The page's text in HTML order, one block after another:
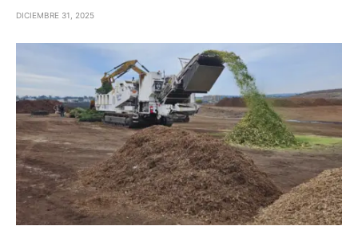
DICIEMBRE 31, 2025